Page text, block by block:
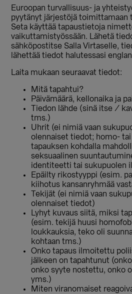
Euroopan turvallisuus- ja
pyytänyt järjestöjä toimittamaan
Seta käyttää tapaustietoja
vaikuttamistyössään. Lähetä
sähköpostitse Salla Virtaselle,
lähettää tiedot halutessasi
Laita mukaan seuraavat tiedot:
Mitä tapahtui?
Päivämäärä, kellonaika ja
Tiedon lähde (sinä itse /
tms.)
Uhrit (ei nimiä vaan
olennaiset tiedot; homo-
tapauksen kohdalla
seksuaalinen
identiteetti tai sukupuolen
Epäilty rikostyyppi (esim.
kiihotus kansanryhmää
Tekijät (ei nimiä vaan
olennaiset tiedot)
Lyhyt kuvaus siitä, miksi
(esim. tekijä huusi
loukkauksia, teko oli
kohtaan tms.)
Onko tapaus ilmoitettu
jälkeen on tapahtunut
onko syyte nostettu, onko
yms.)
Miten viranomaiset